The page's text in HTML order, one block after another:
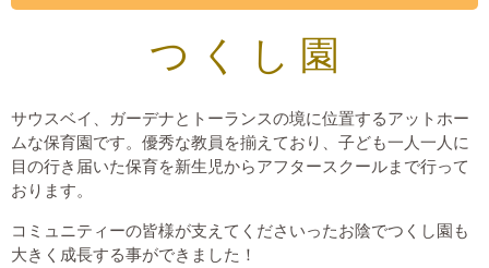
つ く し 園
サウスベイ、ガーデナとトーランスの境に位置するアットホー
ムな保育園です。優秀な教員を揃えており、子ども一人一人に
目の行き届いた保育を新生児からアフタースクールまで行って
おります。
コミュニティーの皆様が支えてくださいったお陰でつくし園も
大きく成長する事ができました！